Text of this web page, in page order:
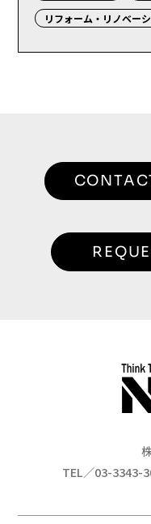
リフォーム・リノベー
TEL／03-3343-